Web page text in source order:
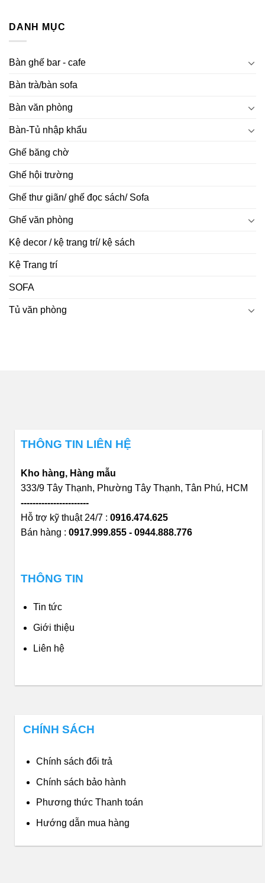
DANH MỤC
Bàn ghế bar - cafe
Bàn trà/bàn sofa
Bàn văn phòng
Bàn-Tủ nhập khẩu
Ghế băng chờ
Ghế hội trường
Ghế thư giãn/ ghế đọc sách/ Sofa
Ghế văn phòng
Kệ decor / kệ trang trí/ kệ sách
Kệ Trang trí
SOFA
Tủ văn phòng
THÔNG TIN LIÊN HỆ
Kho hàng, Hàng mẫu
333/9 Tây Thạnh, Phường Tây Thạnh, Tân Phú, HCM
-----------------------
Hỗ trợ kỹ thuật 24/7 : 0916.474.625
Bán hàng : 0917.999.855 - 0944.888.776
THÔNG TIN
Tin tức
Giới thiệu
Liên hệ
CHÍNH SÁCH
Chính sách đổi trả
Chính sách bảo hành
Phương thức Thanh toán
Hướng dẫn mua hàng